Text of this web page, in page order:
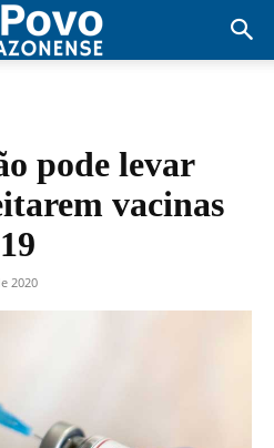
pode levar
vacinas
2020